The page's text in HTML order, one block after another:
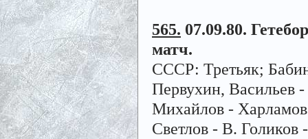
565. 07.09.80.
матч.
СССР: Третьяк;
Первухин, Васильев
Михайлов -
Светлов - В. Голиков